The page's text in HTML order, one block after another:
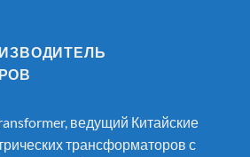
ведущий Китайские
трансформаторов с